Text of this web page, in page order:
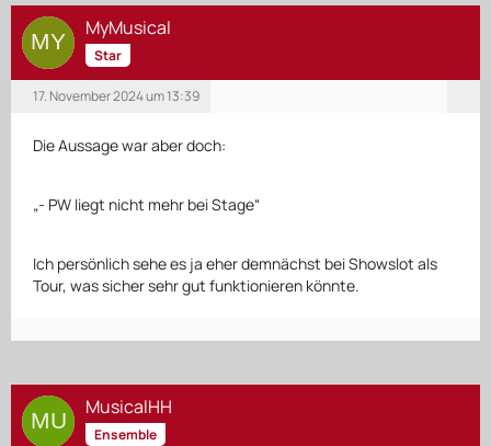
MyMusical
Star
17. November 2024 um 13:39
Die Aussage war aber doch:
„- PW liegt nicht mehr bei Stage“
Ich persönlich sehe es ja eher demnächst bei Showslot als
Tour, was sicher sehr gut funktionieren könnte.
MusicalHH
Ensemble